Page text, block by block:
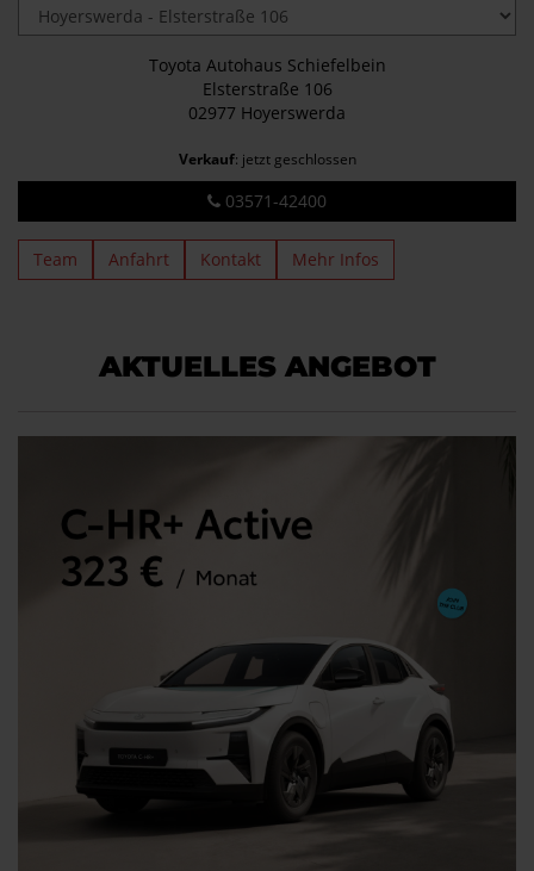
Toyota Autohaus Schiefelbein
Elsterstraße 106
02977 Hoyerswerda
Verkauf: jetzt geschlossen
03571-42400
Team Anfahrt Kontakt Mehr Infos
AKTUELLES ANGEBOT